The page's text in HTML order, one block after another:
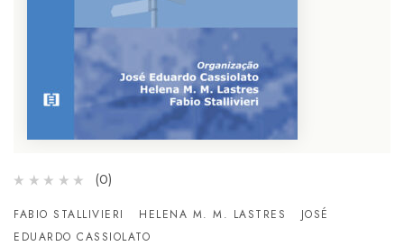
(0)
FABIO STALLIVIERI HELENA M. M. LASTRES
JOSÉ
EDUARDO CASSIOLATO